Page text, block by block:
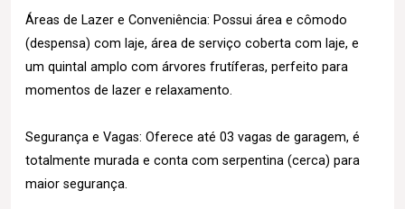
Áreas de Lazer e Conveniência: Possui área e cômodo
(despensa) com laje, área de serviço coberta com laje, e
um quintal amplo com árvores frutíferas, perfeito para
momentos de lazer e relaxamento.
Segurança e Vagas: Oferece até 03 vagas de garagem, é
totalmente murada e conta com serpentina (cerca) para
maior segurança.